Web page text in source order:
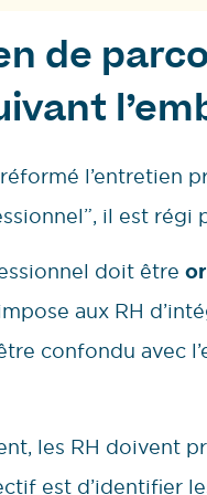
de
l’entretien
il est régi
doit être
aux RH
confondu avec
les RH doivent
est d’identifier